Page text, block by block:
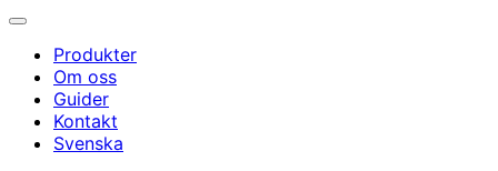
Produkter
Om oss
Guider
Kontakt
Svenska